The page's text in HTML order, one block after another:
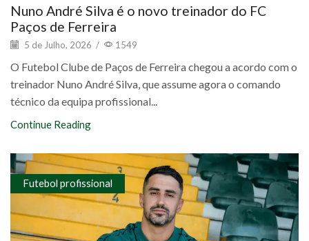
Nuno André Silva é o novo treinador do FC
Paços de Ferreira
5 de Julho, 2026 / 1549
O Futebol Clube de Paços de Ferreira chegou a acordo com o
treinador Nuno André Silva, que assume agora o comando
técnico da equipa profissional...
Continue Reading
Futebol profissional